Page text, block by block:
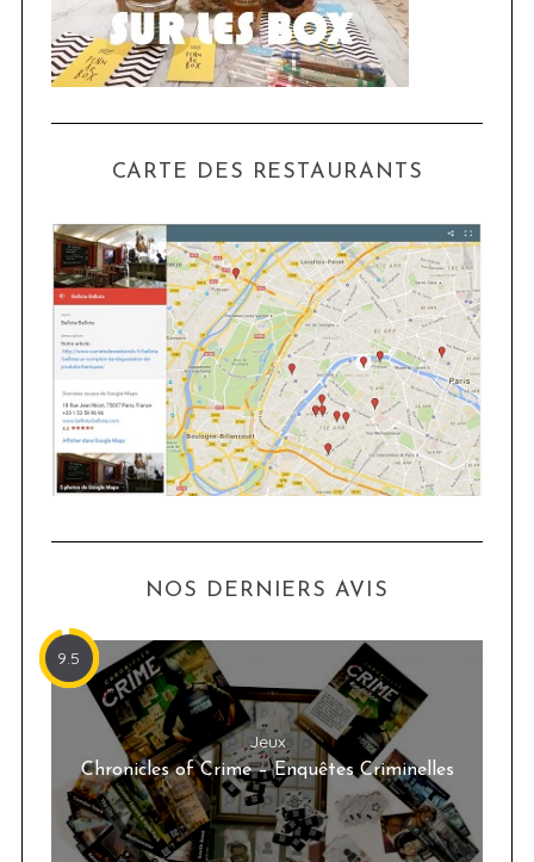
CARTE DES RESTAURANTS
NOS DERNIERS AVIS
9.5
Jeux
Chronicles of Crime – Enquêtes Criminelles